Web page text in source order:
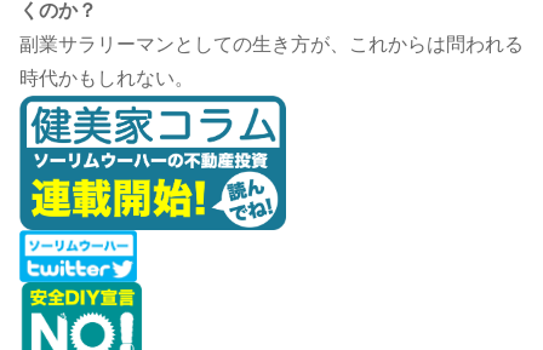
くのか？
副業サラリーマンとしての生き方が、これからは問われる
時代かもしれない。